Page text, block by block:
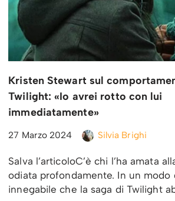
Kristen Stewart sul
Twilight: «Io avrei rotto con lui
immediatamente»
27 Marzo 2024 Silvia Brighi
Salva l’articoloC’è chi l’ha amata
odiata profondamente. In un modo
innegabile che la saga di Twilight